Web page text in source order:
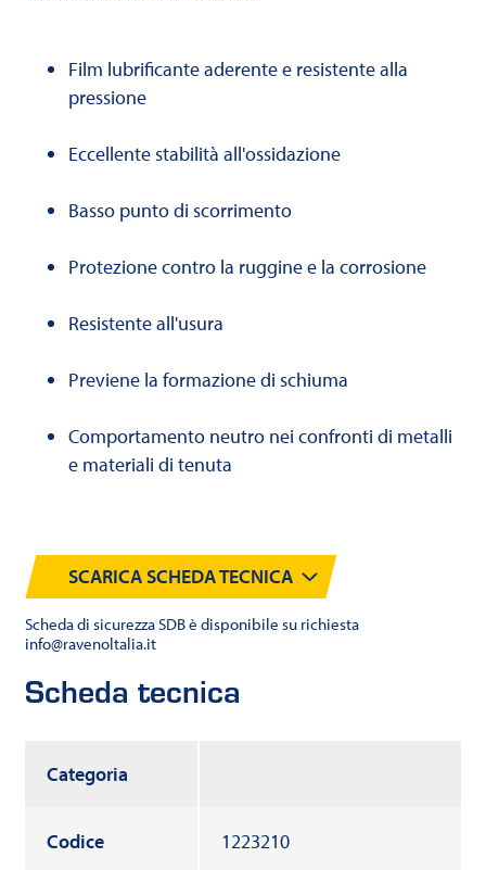
Film lubrificante aderente e resistente alla
pressione
Eccellente stabilità all'ossidazione
Basso punto di scorrimento
Protezione contro la ruggine e la corrosione
Resistente all'usura
Previene la formazione di schiuma
Comportamento neutro nei confronti di metalli
e materiali di tenuta
SCARICA SCHEDA TECNICA
Scheda di sicurezza SDB è disponibile su richiesta
info@ravenoltalia.it
Scheda tecnica
Categoria
Codice 1223210